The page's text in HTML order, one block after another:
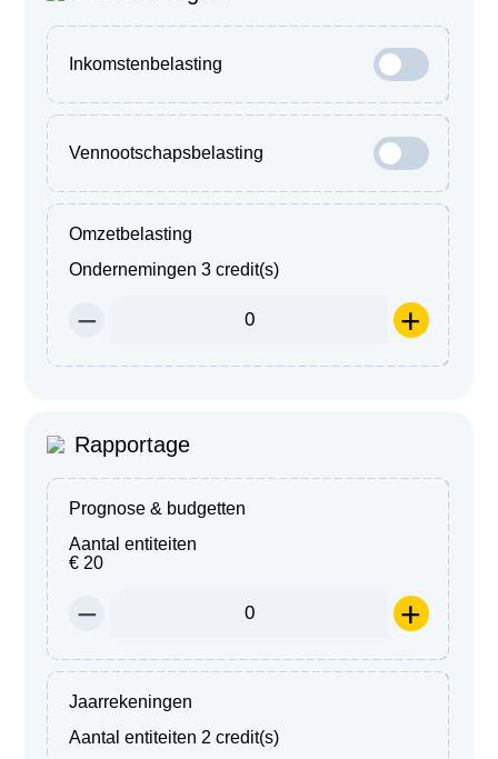
Inkomstenbelasting
Vennootschapsbelasting
Omzetbelasting
Ondernemingen3 credit(s)
− +
Rapportage
Prognose & budgetten
Aantal entiteiten
€ 20
− +
Jaarrekeningen
Aantal entiteiten 2 credit(s)